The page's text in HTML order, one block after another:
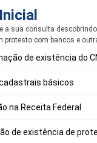
a sua consulta descobrindo
protesto com bancos e
de existência do
básicos
na Receita Federal
de existência de